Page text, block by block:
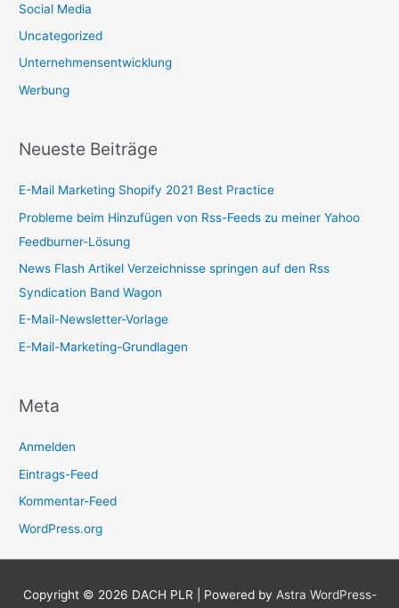
Social Media
Uncategorized
Unternehmensentwicklung
Werbung
Neueste Beiträge
E-Mail Marketing Shopify 2021 Best Practice
Probleme beim Hinzufügen von Rss-Feeds zu meiner Yahoo
Feedburner-Lösung
News Flash Artikel Verzeichnisse springen auf den Rss
Syndication Band Wagon
E-Mail-Newsletter-Vorlage
E-Mail-Marketing-Grundlagen
Meta
Anmelden
Eintrags-Feed
Kommentar-Feed
WordPress.org
Copyright © 2026 DACH PLR | Powered by Astra WordPress-